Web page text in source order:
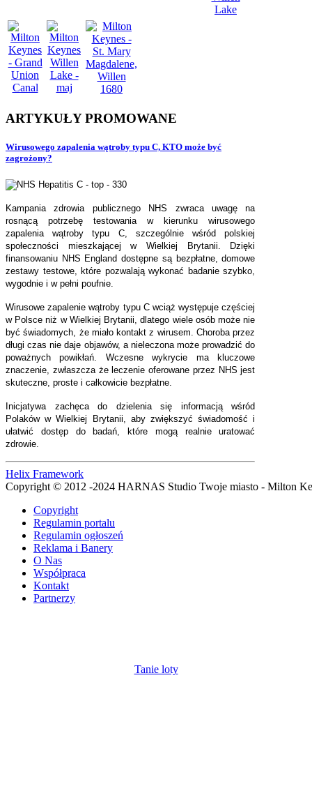
ARTYKUŁYPROMOWANE
Wirusowego zapalenia wątroby typu C, KTO może być
zagrożony?
Kampania zdrowia publicznego NHS zwraca uwagę na
rosnącą potrzebę testowania w kierunku wirusowego
zapalenia wątroby typu C, szczególnie wśród polskiej
społeczności mieszkającej w Wielkiej Brytanii. Dzięki
finansowaniu NHS England dostępne są bezpłatne, domowe
zestawy testowe, które pozwalają wykonać badanie szybko,
wygodnie i w pełni poufnie.
Wirusowe zapalenie wątroby typu C wciąż występuje częściej
w Polsce niż w Wielkiej Brytanii, dlatego wiele osób może nie
być świadomych, że miało kontakt z wirusem. Choroba przez
długi czas nie daje objawów, a nieleczona może prowadzić do
poważnych powikłań. Wczesne wykrycie ma kluczowe
znaczenie, zwłaszcza że leczenie oferowane przez NHS jest
skuteczne, proste i całkowicie bezpłatne.
Inicjatywa zachęca do dzielenia się informacją wśród
Polaków w Wielkiej Brytanii, aby zwiększyć świadomość i
ułatwić dostęp do badań, które mogą realnie uratować
zdrowie.
Helix Framework
Copyright © 2012 -2024 HARNAS Studio Twoje miasto - Milton
Copyright
Regulamin portalu
Regulamin ogłoszeń
Reklama i Banery
O Nas
Współpraca
Kontakt
Partnerzy
Tanie loty